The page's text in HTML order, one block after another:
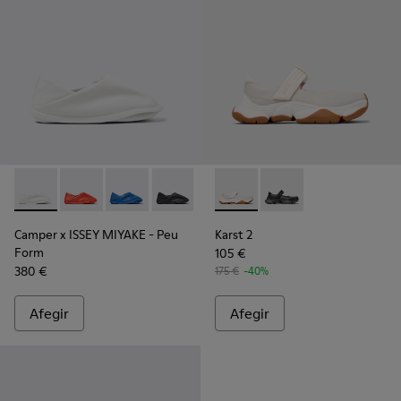
Camper x ISSEY MIYAKE - Peu Form - K201849-003 -
Camper x ISSEY MIYAKE - Peu Form - K201849-005
Camper x ISSEY MIYAKE - Peu Form -
Camper x ISSEY MIYAKE - Peu Form
Camper x ISSEY MIYAKE - Peu
Form
380 €
Afegir
Karst 2 - K201846-002 -
Karst 2 - K201846-
Karst 2
105 €
175 € -40%
Afegir